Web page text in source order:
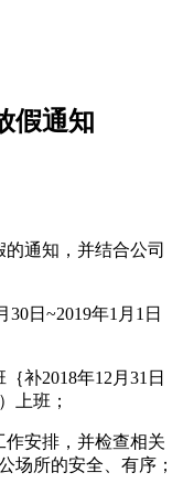
假通知
通知，并结合公司
日~2019年1月1日
补2018年12月31日
上班；
安排，并检查相关
场所的安全、有序；